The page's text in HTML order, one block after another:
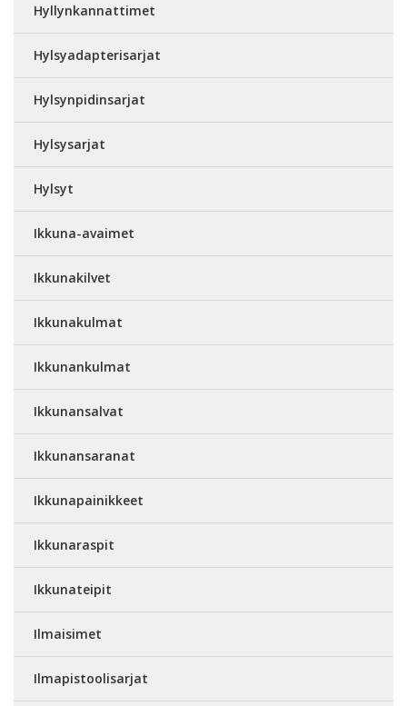
Hyllynkannattimet
Hylsyadapterisarjat
Hylsynpidinsarjat
Hylsysarjat
Hylsyt
Ikkuna-avaimet
Ikkunakilvet
Ikkunakulmat
Ikkunankulmat
Ikkunansalvat
Ikkunansaranat
Ikkunapainikkeet
Ikkunaraspit
Ikkunateipit
Ilmaisimet
Ilmapistoolisarjat